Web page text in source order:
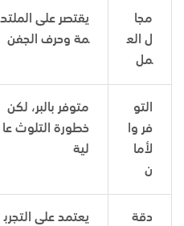
مجا
ل الع
مل
يقتصر على الملتح
مة وحرف الجفن
التو
فر وا
لأما
ن
متوفر بالبر، لكن
خطورة التلوث عا
لية
دقة
يعتمد على التجرب